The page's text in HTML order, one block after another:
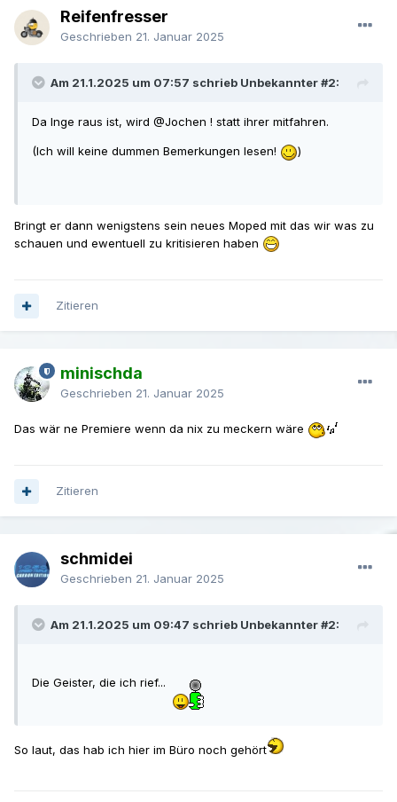
Reifenfresser
Geschrieben 21. Januar 2025
Am 21.1.2025 um 07:57 schrieb Unbekannter #2:
Da Inge raus ist, wird @Jochen ! statt ihrer mitfahren.
(Ich will keine dummen Bemerkungen lesen! )
Bringt er dann wenigstens sein neues Moped mit das wir was zu
schauen und ewentuell zu kritisieren haben
Zitieren
minischda
Geschrieben 21. Januar 2025
Das wär ne Premiere wenn da nix zu meckern wäre
Zitieren
schmidei
Geschrieben 21. Januar 2025
Am 21.1.2025 um 09:47 schrieb Unbekannter #2:
Die Geister, die ich rief...
So laut, das hab ich hier im Büro noch gehört